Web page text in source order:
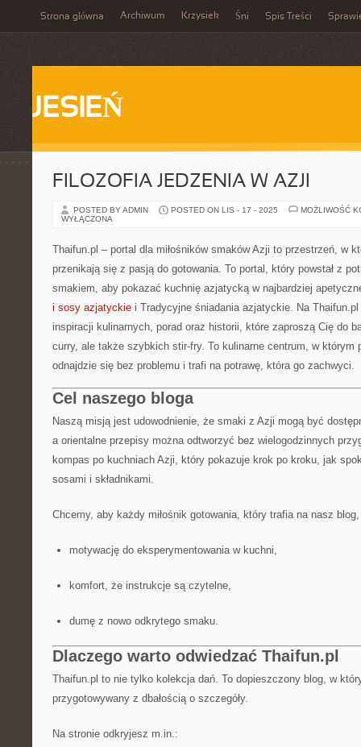
Strona główna Archiwum Krzysiek Śni Spis Treści
JESIEŃ
FILOZOFIA JEDZENIA W AZJI
POSTED BY ADMIN POSTED ON LIS - 17 - 2025
MOŻLIWOŚĆ
WYŁĄCZONA
Thaifun.pl – portal dla miłośników smaków Azji to przestrzeń, w
przenikają się z pasją do gotowania. To portal, który powstał z
smakiem, aby pokazać kuchnię azjatycką w najbardziej
i sosy azjatyckie i Tradycyjne śniadania azjatyckie. Na
inspiracji kulinarnych, porad oraz historii, które zaproszą Cię do
curry, ale także szybkich stir-fry. To kulinarne centrum, w którym
odnajdzie się bez problemu i trafi na potrawę, która go zachwyci.
Cel naszego bloga
Naszą misją jest udowodnienie, że smaki z Azji mogą być
a orientalne przepisy można odtworzyć bez wielogodzinnych
kompas po kuchniach Azji, który pokazuje krok po kroku, jak
sosami i składnikami.
Chcemy, aby każdy miłośnik gotowania, który trafia na nasz blog,
motywację do eksperymentowania w kuchni,
komfort, że instrukcje są czytelne,
dumę z nowo odkrytego smaku.
Dlaczego warto odwiedzać Thaifun.pl
Thaifun.pl to nie tylko kolekcja dań. To dopieszczony blog, w
przygotowywany z dbałością o szczegóły.
Na stronie odkryjesz m.in.: